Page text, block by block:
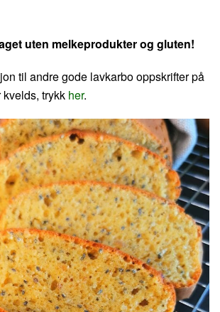
uten melkeprodukter og gluten!
til andre gode lavkarbo oppskrifter på
trykk her.